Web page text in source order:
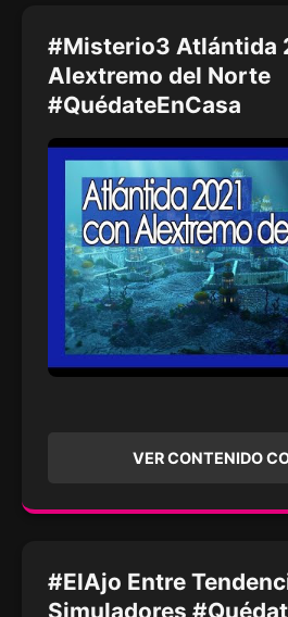
#Misterio3 Atlántida
Alextremo del Norte
#QuédateEnCasa
VER CONTENIDO
#ElAjo Entre
Simuladores